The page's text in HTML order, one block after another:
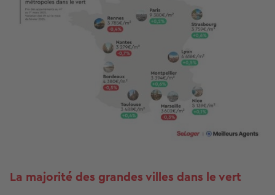
La majorité des grandes villes dans le vert